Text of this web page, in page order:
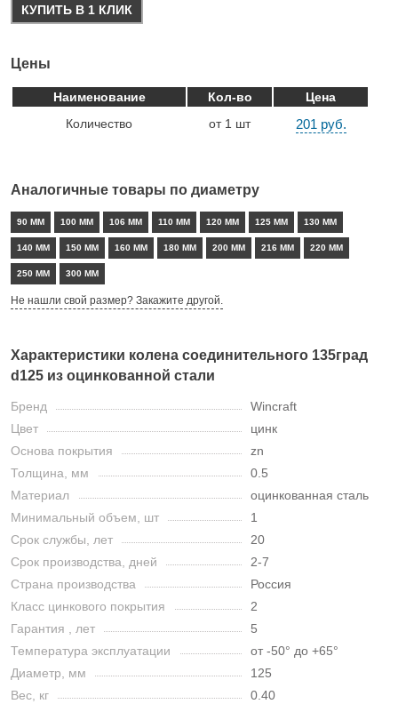
КУПИТЬ В 1 КЛИК
Цены
Наименование Кол-во
Цена
Количество
от 1 шт 201 руб.
Аналогичные товары по диаметру
90 ММ 100 ММ 106 ММ 110 ММ 120 ММ 125 ММ 130 ММ
140 ММ 150 ММ 160 ММ 180 ММ 200 ММ 216 ММ 220 ММ
250 ММ 300 ММ
Не нашли свой размер? Закажите другой.
Характеристики колена соединительного 135град
d125 из оцинкованной стали
Бренд
Wincraft
Цвет
цинк
Основа покрытия
zn
Толщина, мм
0.5
Материал
оцинкованная сталь
Минимальный объем, шт
1
Срок службы, лет
20
Срок производства, дней
2-7
Страна производства
Россия
Класс цинкового покрытия
2
Гарантия , лет
5
Температура эксплуатации
от -50° до +65°
Диаметр, мм
125
Вес, кг
0.40